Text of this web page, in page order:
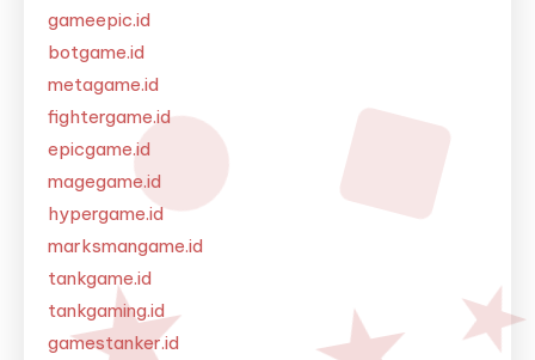
gameepic.id
botgame.id
metagame.id
fightergame.id
epicgame.id
magegame.id
hypergame.id
marksmangame.id
tankgame.id
tankgaming.id
gamestanker.id